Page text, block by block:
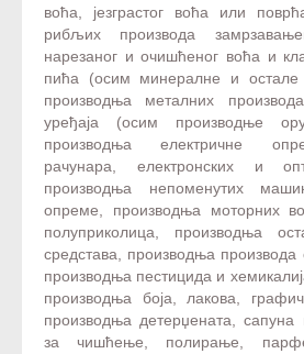
воћа, језграстог воћа или
рибљих производа
нарезаног и очишћеног воћа и
пића (осим минералне и
производња металних
уређаја (осим производње
производња електричне
рачунара, електронских и
производња непоменутих
опреме, производња моторних
полуприколица, производња
средстава, производња производа
производња пестицида и
производња боја, лакова,
производња детерџената, сапуна
за чишћење, полирање,